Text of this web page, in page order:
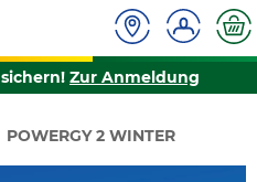
Zur Anmeldung
POWERGY 2 WINTER